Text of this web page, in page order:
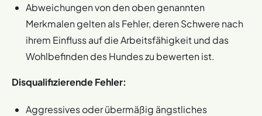
Abweichungen von den oben genannten
Merkmalen gelten als Fehler, deren Schwere nach
ihrem Einfluss auf die Arbeitsfähigkeit und das
Wohlbefinden des Hundes zu bewerten ist.
Disqualifizierende Fehler:
Aggressives oder übermäßig ängstliches